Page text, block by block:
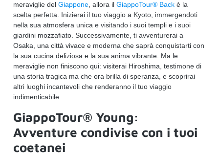
meraviglie del Giappone, allora il GiappoTour® Back è la
scelta perfetta. Inizierai il tuo viaggio a Kyoto, immergendoti
nella sua atmosfera unica e visitando i suoi templi e i suoi
giardini mozzafiato. Successivamente, ti avventurerai a
Osaka, una città vivace e moderna che saprà conquistarti con
la sua cucina deliziosa e la sua anima vibrante. Ma le
meraviglie non finiscono qui: visiterai Hiroshima, testimone di
una storia tragica ma che ora brilla di speranza, e scoprirai
altri luoghi incantevoli che renderanno il tuo viaggio
indimenticabile.
GiappoTour® Young:
Avventure condivise con i tuoi
coetanei